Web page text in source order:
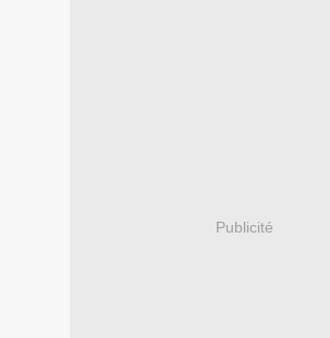
Publicité